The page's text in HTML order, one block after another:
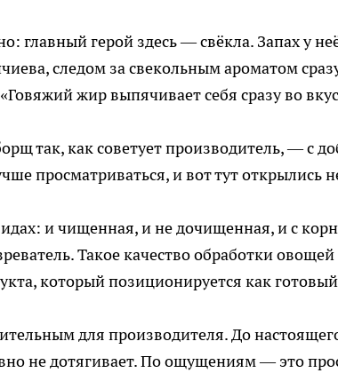
главный герой здесь — свёкла. Запах у
следом за свекольным ароматом
жир выпячивает себя сразу во
так, как советует производитель, — с
просматриваться, и вот тут открылись
и чищенная, и не дочищенная, и с
Такое качество обработки
который позиционируется как
для производителя. До
не дотягивает. По ощущениям — это